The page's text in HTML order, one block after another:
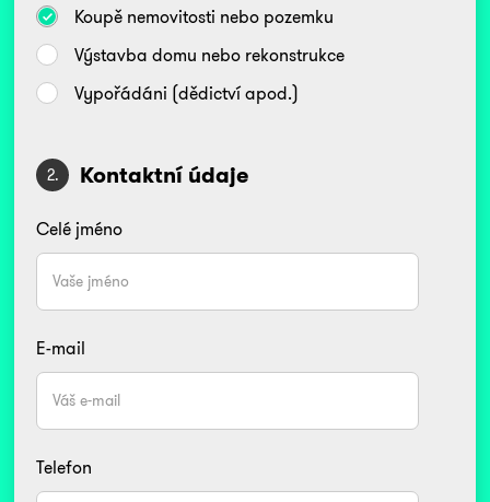
Koupě nemovitosti nebo pozemku
Výstavba domu nebo rekonstrukce
Vypořádáni (dědictví apod.)
2. Kontaktní údaje
Celé jméno
E-mail
Telefon